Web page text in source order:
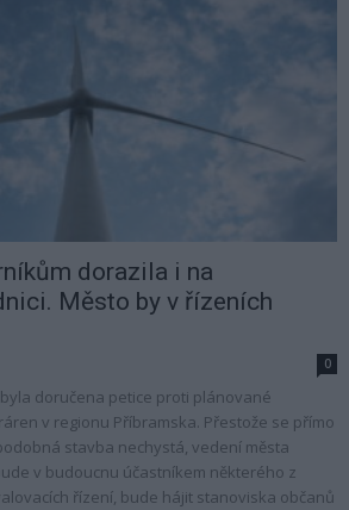
dorazila i na
Město by v řízeních
0
doručena petice proti plánované
v regionu Příbramska. Přestože se přímo
stavba nechystá, vedení města
v budoucnu účastníkem některého z
řízení, bude hájit stanoviska občanů